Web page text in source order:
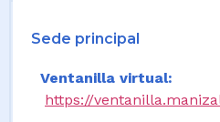
Sede principal
Ventanilla virtual:
https://